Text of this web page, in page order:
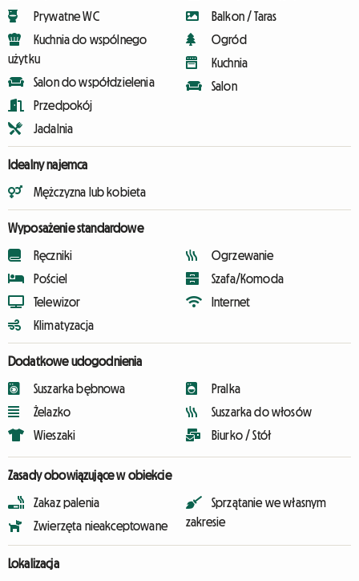
Prywatne WC
Kuchnia do wspólnego
użytku
Salon do współdzielenia
Przedpokój
Jadalnia
Balkon / Taras
Ogród
Kuchnia
Salon
Idealny najemca
Mężczyzna lub kobieta
Wyposażenie standardowe
Ręczniki
Pościel
Telewizor
Klimatyzacja
Ogrzewanie
Szafa/Komoda
Internet
Dodatkowe udogodnienia
Suszarka bębnowa
Żelazko
Wieszaki
Pralka
Suszarka do włosów
Biurko / Stół
Zasady obowiązujące w obiekcie
Zakaz palenia
Zwierzęta nieakceptowane
Sprzątanie we własnym
zakresie
Lokalizacja